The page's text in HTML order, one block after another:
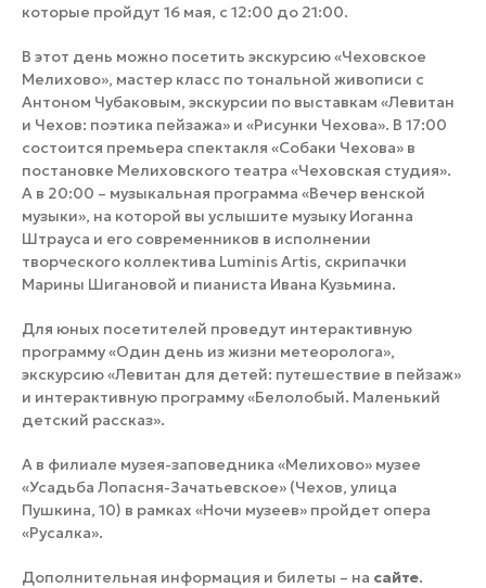
которые пройдут 16 мая, с 12:00 до 21:00.
В этот день можно посетить экскурсию «Чеховское
Мелихово», мастер класс по тональной живописи с
Антоном Чубаковым, экскурсии по выставкам «Левитан
и Чехов: поэтика пейзажа» и «Рисунки Чехова». В 17:00
состоится премьера спектакля «Собаки Чехова» в
постановке Мелиховского театра «Чеховская студия».
А в 20:00 – музыкальная программа «Вечер венской
музыки», на которой вы услышите музыку Иоганна
Штрауса и его современников в исполнении
творческого коллектива Luminis Artis, скрипачки
Марины Шигановой и пианиста Ивана Кузьмина.
Для юных посетителей проведут интерактивную
программу «Один день из жизни метеоролога»,
экскурсию «Левитан для детей: путешествие в пейзаж»
и интерактивную программу «Белолобый. Маленький
детский рассказ».
А в филиале музея-заповедника «Мелихово» музее
«Усадьба Лопасня-Зачатьевское» (Чехов, улица
Пушкина, 10) в рамках «Ночи музеев» пройдет опера
«Русалка».
Дополнительная информация и билеты – на сайте.